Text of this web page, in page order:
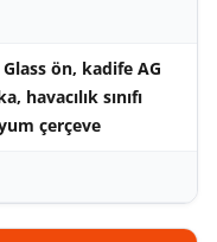
ön, kadife AG
havacılık sınıfı
çerçeve